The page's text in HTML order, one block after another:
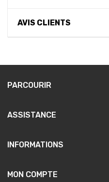
AVIS CLIENTS
PARCOURIR
ASSISTANCE
INFORMATIONS
MON COMPTE